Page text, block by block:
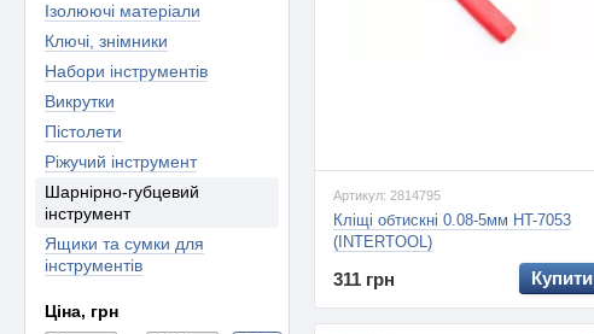
Артикул: 2814795
Кліщі обтискні 0.08-5мм HT-7053
(INTERTOOL)
311 грн Купити
Ізолюючі матеріали
Ключі, знімники
Набори інструментів
Викрутки
Пістолети
Ріжучий інструмент
Шарнірно-губцевий
інструмент
Ящики та сумки для
інструментів
Ціна, грн